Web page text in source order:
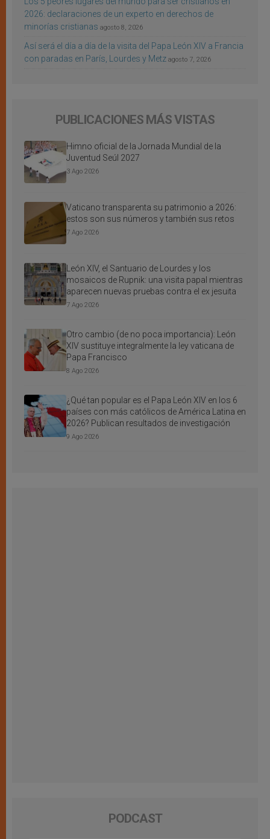
2026: declaraciones de un experto en derechos de
minorías cristianas agosto 8, 2026
Así será el día a día de la visita del Papa León XIV a Francia
con paradas en París, Lourdes y Metz agosto 7, 2026
PUBLICACIONES MÁS VISTAS
Himno oficial de la Jornada Mundial de la
Juventud Seúl 2027
3 Ago 2026
Vaticano transparenta su patrimonio a 2026:
estos son sus números y también sus retos
7 Ago 2026
León XIV, el Santuario de Lourdes y los
mosaicos de Rupnik: una visita papal mientras
aparecen nuevas pruebas contra el ex jesuita
7 Ago 2026
Otro cambio (de no poca importancia): León
XIV sustituye integralmente la ley vaticana de
Papa Francisco
8 Ago 2026
¿Qué tan popular es el Papa León XIV en los 6
países con más católicos de América Latina en
2026? Publican resultados de investigación
9 Ago 2026
PODCAST